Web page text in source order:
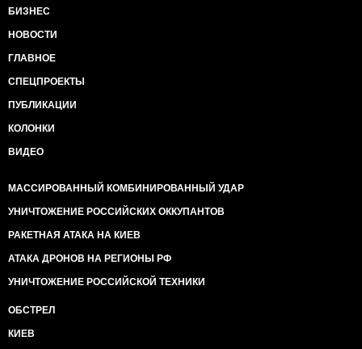
БИЗНЕС
НОВОСТИ
ГЛАВНОЕ
СПЕЦПРОЕКТЫ
ПУБЛИКАЦИИ
КОЛОНКИ
ВИДЕО
МАССИРОВАННЫЙ КОМБИНИРОВАННЫЙ УДАР
УНИЧТОЖЕНИЕ РОССИЙСКИХ ОККУПАНТОВ
РАКЕТНАЯ АТАКА НА КИЕВ
АТАКА ДРОНОВ НА РЕГИОНЫ РФ
УНИЧТОЖЕНИЕ РОССИЙСКОЙ ТЕХНИКИ
ОБСТРЕЛ
КИЕВ